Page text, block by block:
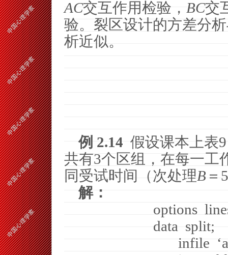
AC交互作用检验， BC交
验。裂区设计的方差分
析近似。
例 2.14 假设课本上表9
共有3个区组，在每一工
同受试时间（次处理B ＝ 5
解：
options
data split;
infile